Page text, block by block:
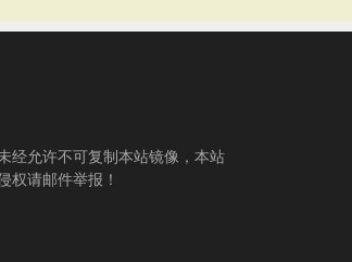
经允许不可复制本站镜像，本站
权请邮件举报！